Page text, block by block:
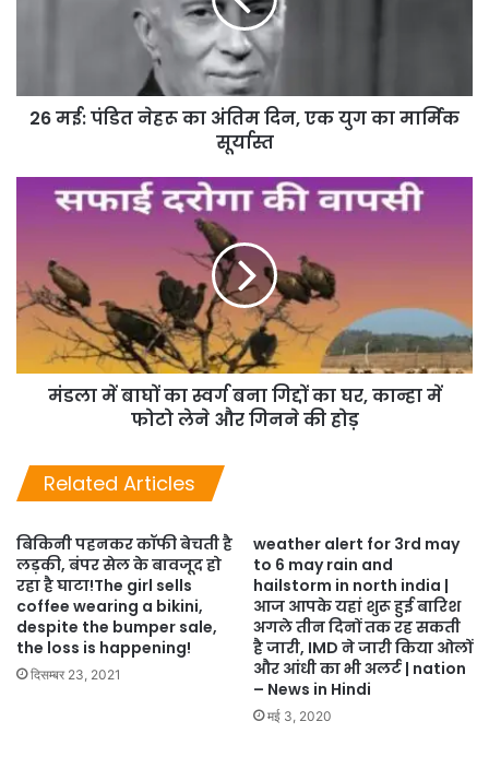
26 मई: पंडित नेहरू का अंतिम दिन, एक युग का मार्मिक
सूर्यास्त
मंडला में बाघों का स्वर्ग बना गिद्दों का घर, कान्हा में
फोटो लेने और गिनने की होड़
Related Articles
बिकिनी पहनकर कॉफी बेचती है
लड़की, बंपर सेल के बावजूद हो
रहा है घाटा!The girl sells
coffee wearing a bikini,
despite the bumper sale,
the loss is happening!
दिसम्बर 23, 2021
weather alert for 3rd may
to 6 may rain and
hailstorm in north india |
आज आपके यहां शुरू हुई बारिश
अगले तीन दिनों तक रह सकती
है जारी, IMD ने जारी किया ओलों
और आंधी का भी अलर्ट | nation
– News in Hindi
मई 3, 2020